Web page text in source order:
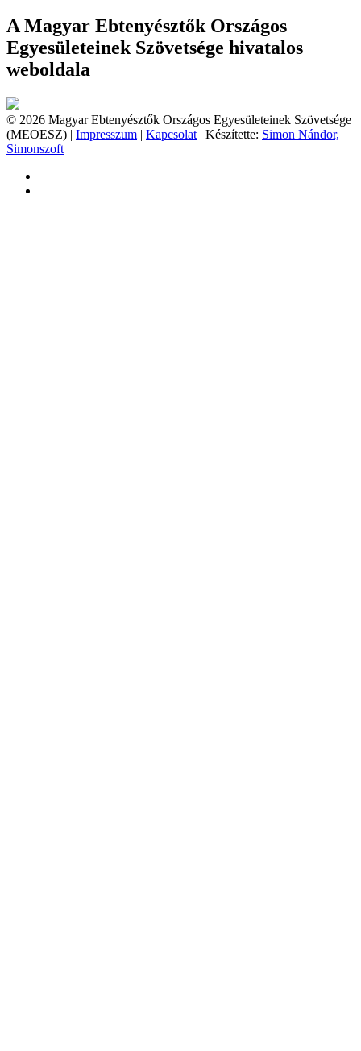
A Magyar Ebtenyésztők Országos
Egyesületeinek Szövetsége hivatalos
weboldala
© 2026 Magyar Ebtenyésztők Országos Egyesületeinek Szövetsége
(MEOESZ) | Impresszum | Kapcsolat | Készítette: Simon Nándor,
Simonszoft